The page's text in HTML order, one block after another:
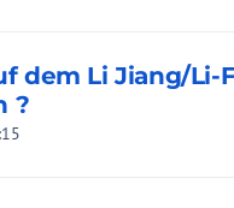
dem Li Jiang/Li-
?